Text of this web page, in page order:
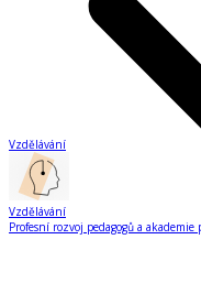
Vzdělávání
Vzdělávání
Profesní rozvoj pedagogů a